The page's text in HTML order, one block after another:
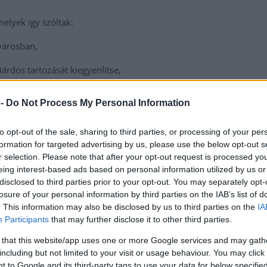
Do Not Process My Personal Information
opt-out of the sale, sharing to third parties, or processing of your
for targeted advertising by us, please use the below opt-out
selection. Please note that after your opt-out request is processed
interest-based ads based on personal information utilized by us
to third parties prior to your opt-out. You may separately
of your personal information by third parties on the IAB’s list of
This information may also be disclosed by us to third parties on the
Participants that may further disclose it to other third parties.
that this website/app uses one or more Google services and may
but not limited to your visit or usage behaviour. You may
to Google and its third-party tags to use your data for below
így szóltak:
tartozását kiegyenlítse,
a városban kialakult
Szalay Ferenc polgármester és mikor ment be utoljára
alehetőségért ?
Az Aldi érkezése ellenére megmarad az egykori Domus